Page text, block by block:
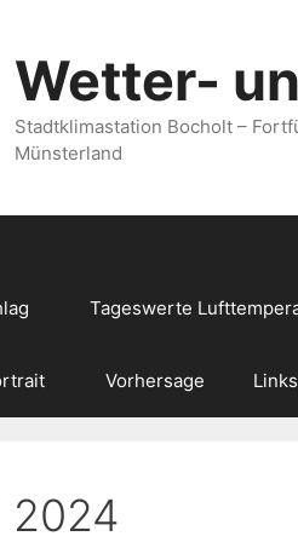
Wetter-
Stadtklimastation Bocholt –
Münsterland
Tageswerte
Vorhersage Links
2024